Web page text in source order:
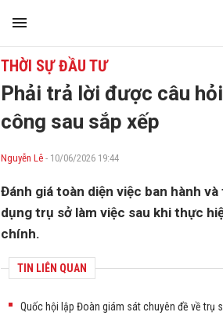
THỜI SỰ ĐẦU TƯ
Phải trả lời được câu
công sau sắp xếp
Nguyễn Lê - 10/06/2026 19:44
Đánh giá toàn diện việc ban hành
dụng trụ sở làm việc sau khi thực
chính.
TIN LIÊN QUAN
Quốc hội lập Đoàn giám sát chuyên đề về trụ